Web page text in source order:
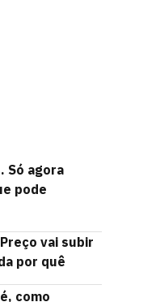
Só agora
pode
vai subir
por quê
como